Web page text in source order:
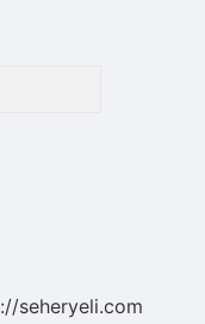
seheryeli.com